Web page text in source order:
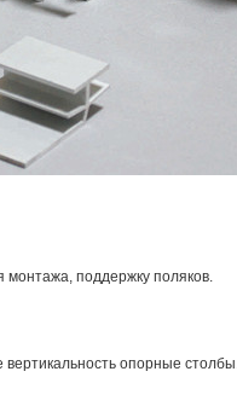
поддержку поляков.
вертикальность опорные